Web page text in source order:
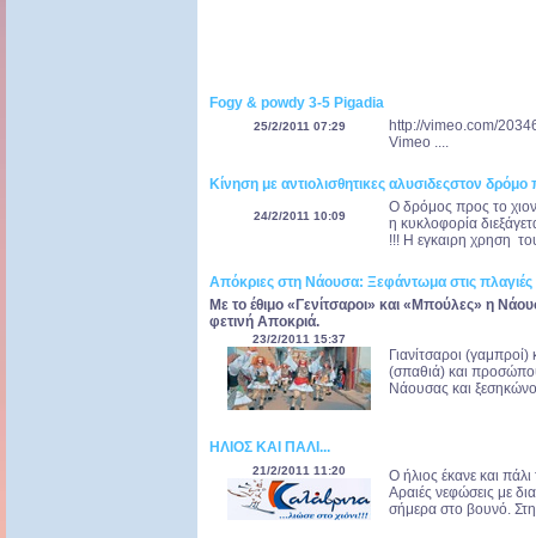
Fogy & powdy 3-5 Pigadia
25/2/2011 07:29
http://vimeo.com/
Vimeo ....
Κίνηση με αντιολισθητικες αλυσιδεςστον
24/2/2011 10:09
Ο δρόμος προς το
η κυκλοφορία
!!! Η εγκαιρη χρηση
Απόκριες στη Νάουσα: Ξεφάντωμα στις πλαγιές
Με το έθιμο «Γενίτσαροι» και «Μπούλες» η
φετινή Αποκριά.
23/2/2011 15:37
Γιανίτσαροι
(σπαθιά) και
Νάουσας και
ΗΛΙΟΣ ΚΑΙ ΠΑΛΙ...
21/2/2011 11:20
Ο ήλιος έκανε και
Αραιές νεφώσεις με
σήμερα στο βουνό.